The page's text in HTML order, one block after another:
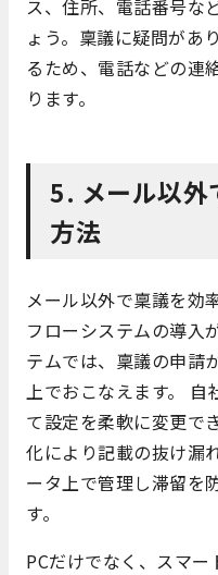
ス、住所、電話番号な
ょう。稟議に疑問があ
るため、電話などの連
ります。
5. メール以外
方法
メール以外で稟議を効
フローシステムの導入
テムでは、稟議の申請
上でおこなえます。
て設定を柔軟に変更で
化により記載の抜け漏
ータ上で管理し滞留を
す。
PCだけでなく、スマ